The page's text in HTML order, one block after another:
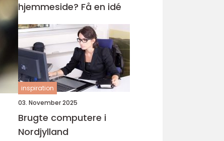
hjemmeside? Få en idé
inspiration
03. November 2025
Brugte computere i
Nordjylland